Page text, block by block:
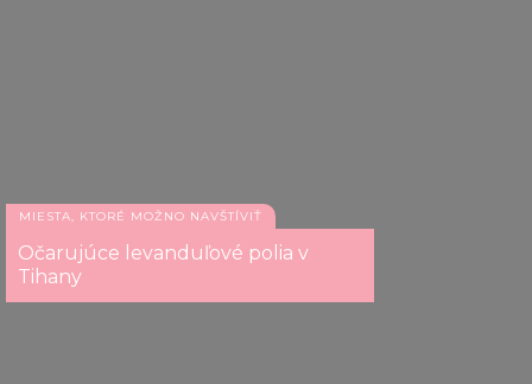
MIESTA, KTORÉ MOŽNO NAVŠTÍVIŤ
Očarujúce levanduľové polia v
Tihany